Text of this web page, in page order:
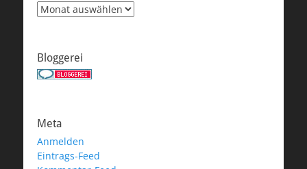
Archiv
Bloggerei
Meta
Anmelden
Eintrags-Feed